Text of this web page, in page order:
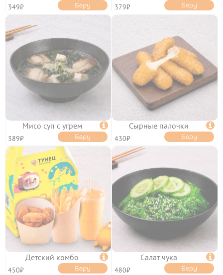
349₽ Беру 379₽ Беру
Мисо суп с угрем 
389₽ Беру
Сырные палочки 
430₽ Беру
Детский комбо 
450₽ Беру
Салат чука 
480₽ Беру